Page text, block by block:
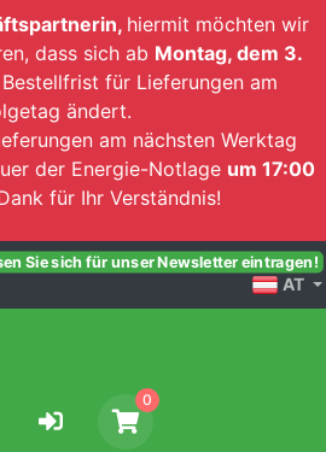
hiermit möchten wir
dass sich ab Montag, dem 3.
für Lieferungen am
ändert.
am nächsten Werktag
der Energie-Notlage um 17:00
für Ihr Verständnis!
Sie sich für unser Newsletter eintragen!
AT
0